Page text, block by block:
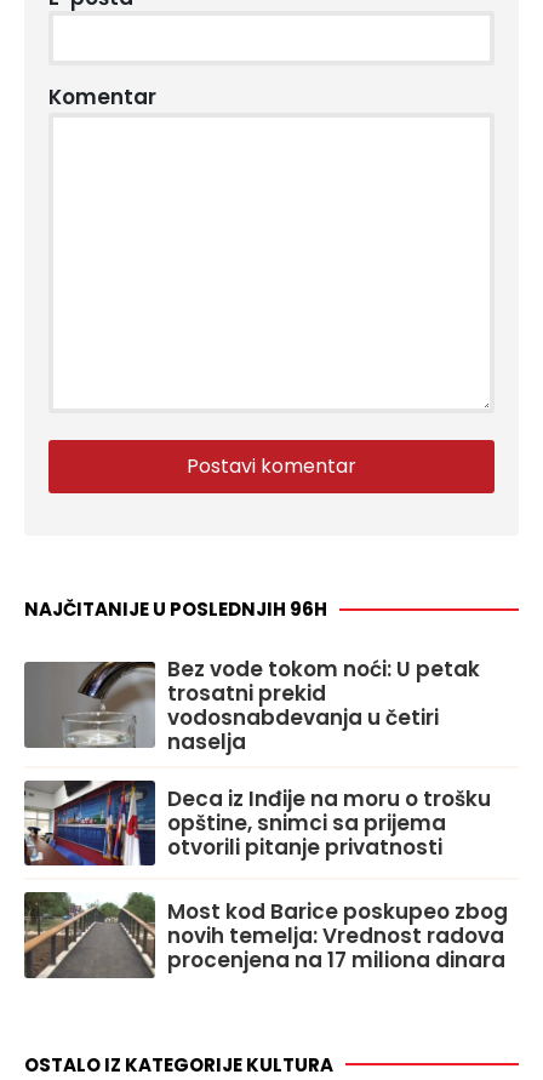
Komentar
NAJČITANIJE U POSLEDNJIH 96H
Bez vode tokom noći: U petak
trosatni prekid
vodosnabdevanja u četiri
naselja
Deca iz Inđije na moru o trošku
opštine, snimci sa prijema
otvorili pitanje privatnosti
Most kod Barice poskupeo zbog
novih temelja: Vrednost radova
procenjena na 17 miliona dinara
OSTALO IZ KATEGORIJE KULTURA